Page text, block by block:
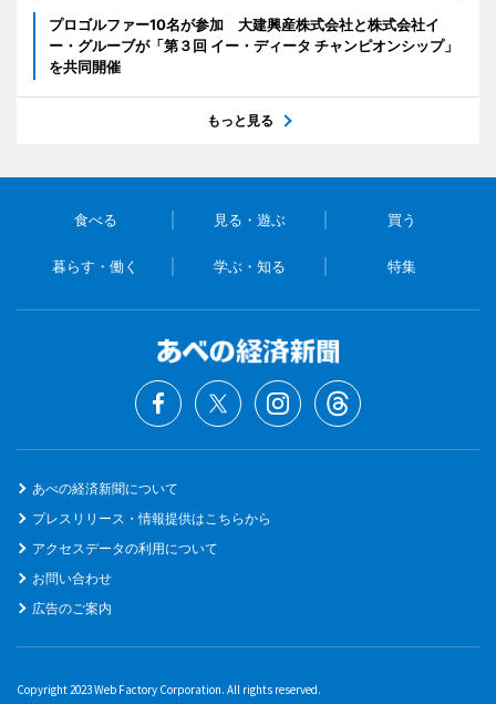
プロゴルファー10名が参加 大建興産株式会社と株式会社イ
ー・グルーブが「第３回 イー・ディータ チャンピオンシップ」
を共同開催
もっと見る
食べる 見る・遊ぶ 買う
暮らす・働く 学ぶ・知る 特集
あべの経済新聞について
プレスリリース・情報提供はこちらから
アクセスデータの利用について
お問い合わせ
広告のご案内
Copyright 2023 Web Factory Corporation. All rights reserved.